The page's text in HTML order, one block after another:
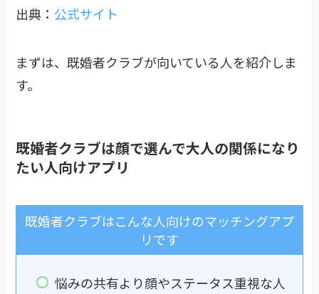
出典： 公式サイト
まずは、既婚者クラブが向いている人を紹介しま
す。
既婚者クラブは顔で選んで大人の関係になり
たい人向けアプリ
既婚者クラブはこんな人向けのマッチングアプ
リです
悩みの共有より顔やステータス重視な人